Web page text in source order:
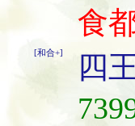
食
[和合+] 四